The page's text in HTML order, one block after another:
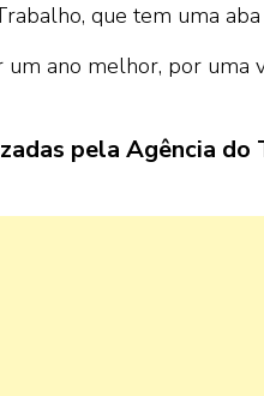
que tem uma
um ano melhor, por uma
pela Agência